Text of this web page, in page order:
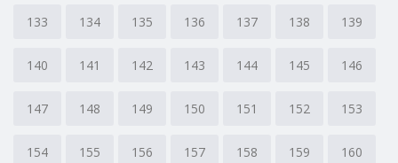
133 134 135 136 137 138 139
140 141 142 143 144 145 146
147 148 149 150 151 152 153
154 155 156 157 158 159 160